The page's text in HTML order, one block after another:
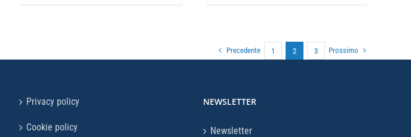
Precedente 1 2 3 Prossimo
Privacy policy
Cookie policy
NEWSLETTER
Newsletter